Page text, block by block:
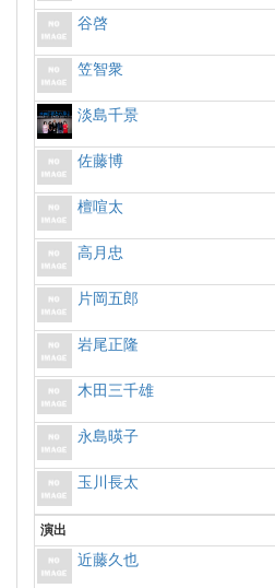
谷啓
笠智衆
淡島千景
佐藤博
檀喧太
高月忠
片岡五郎
岩尾正隆
木田三千雄
永島暎子
玉川長太
演出
近藤久也